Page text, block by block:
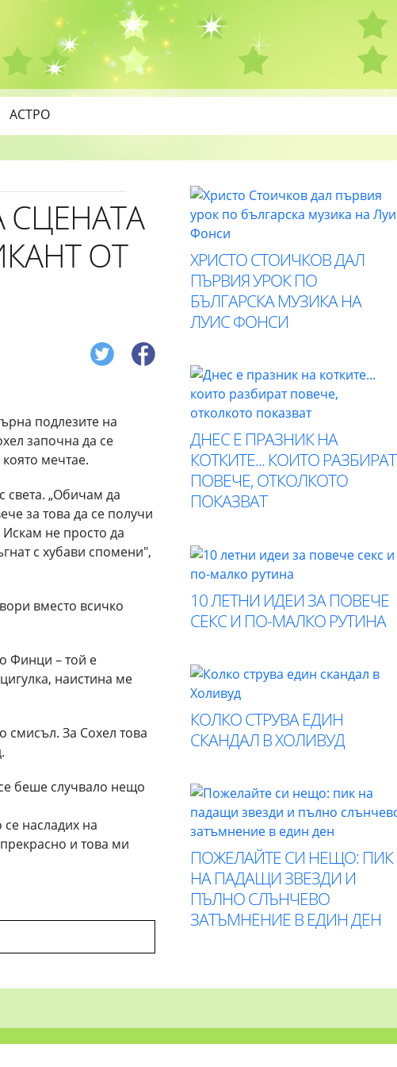
АСТРО
ОТ
подлезите на
започна да се
мечтае.
света. „Обичам да
за това да се получи
не просто да
с хубави спомени",
вместо всичко
Финци – той е
наистина ме
смисъл. За Сохел това
беше случвало нещо
насладих на
и това ми
ХРИСТО СТОИЧКОВ ДАЛ
ПЪРВИЯ УРОК ПО
БЪЛГАРСКА МУЗИКА НА
ЛУИС ФОНСИ
ДНЕС Е ПРАЗНИК НА
КОТКИТЕ... КОИТО РАЗБИРАТ
ПОВЕЧЕ, ОТКОЛКОТО
ПОКАЗВАТ
10 ЛЕТНИ ИДЕИ ЗА ПОВЕЧЕ
СЕКС И ПО-МАЛКО РУТИНА
КОЛКО СТРУВА ЕДИН
СКАНДАЛ В ХОЛИВУД
ПОЖЕЛАЙТЕ СИ НЕЩО: ПИК
НА ПАДАЩИ ЗВЕЗДИ И
ПЪЛНО СЛЪНЧЕВО
ЗАТЪМНЕНИЕ В ЕДИН ДЕН